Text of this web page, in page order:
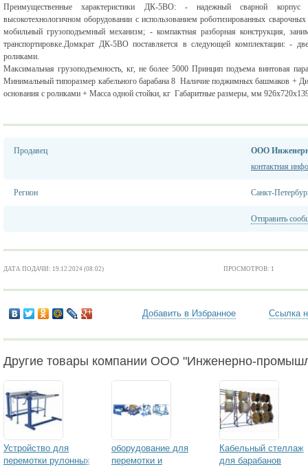
Преимущественные характеристики ДК-5ВО: - надежный сварной
высокотехнологичном оборудовании с использованием роботизированных
мобильный грузоподъемный механизм; - компактная разборная конструкция,
транспортировке.Домкрат ДК-5ВО поставляется в следующей комплектации: -
роликами.
Максимальная грузоподъемность, кг, не более 5000 Принцип подъема винтовая
Минимальный типоразмер кабельного барабана 8 Наличие поджимных башмаков +
основания с роликами + Масса одной стойки, кг Габаритные размеры, мм
Продавец
ООО
контактная
Регион Санкт-
Отправить
ДАТА ПОДАЧИ: 19.12.2024 (08:02) ПРОСМОТРОВ: 1
Добавить в Избранное Ссылка
Другие товары компании ООО "Инженерно-
Устройство для
перемотки рулонных
оборудование для
перемотки и
Кабельный стеллаж
для барабанов